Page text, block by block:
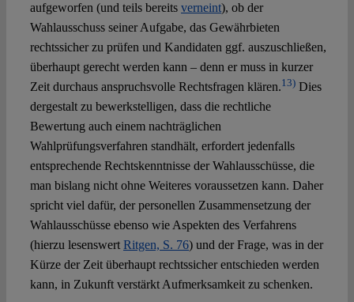
aufgeworfen (und teils bereits verneint), ob der
Wahlausschuss seiner Aufgabe, das Gewährbieten
rechtssicher zu prüfen und Kandidaten ggf. auszuschließen,
überhaupt gerecht werden kann – denn er muss in kurzer
Zeit durchaus anspruchsvolle Rechtsfragen klären.13)Dies
dergestalt zu bewerkstelligen, dass die rechtliche
Bewertung auch einem nachträglichen
Wahlprüfungsverfahren standhält, erfordert jedenfalls
entsprechende Rechtskenntnisse der Wahlausschüsse, die
man bislang nicht ohne Weiteres voraussetzen kann. Daher
spricht viel dafür, der personellen Zusammensetzung der
Wahlausschüsse ebenso wie Aspekten des Verfahrens
(hierzu lesenswert Ritgen, S. 76) und der Frage, was in der
Kürze der Zeit überhaupt rechtssicher entschieden werden
kann, in Zukunft verstärkt Aufmerksamkeit zu schenken.